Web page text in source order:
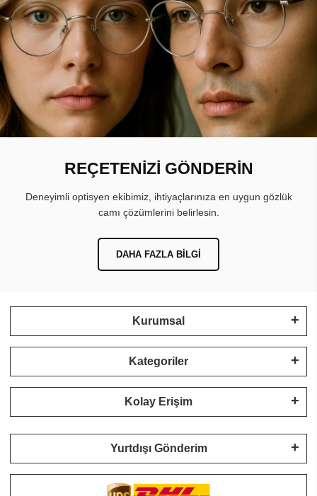
REÇETENİZİ GÖNDERİN
Deneyimli optisyen ekibimiz, ihtiyaçlarınıza en uygun gözlük
camı çözümlerini belirlesin.
DAHA FAZLA BILGI
Kurumsal
Kategoriler
Kolay Erişim
Yurtdışı Gönderim